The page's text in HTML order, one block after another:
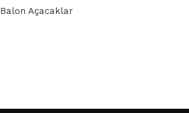
Balon Açacaklar